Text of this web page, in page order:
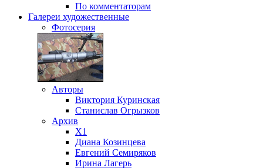
По комментаторам
Галереи художественные
Фотосерия
Авторы
Виктория Куринская
Станислав Огрызков
Архив
X1
Диана Козинцева
Евгений Семиряков
Ирина Лагерь